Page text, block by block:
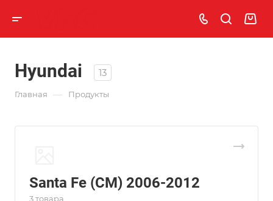
Hyundai 13
Главная — Продукты
Santa Fe (CM) 2006-2012
3 товара